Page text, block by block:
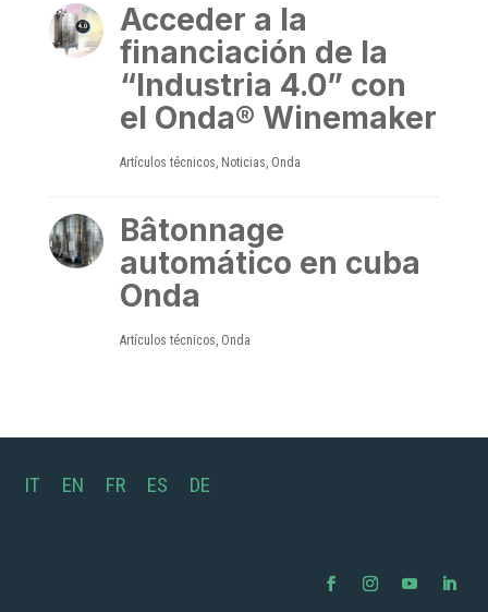
Acceder a la
financiación de la
“Industria 4.0” con
el Onda® Winemaker
Artículos técnicos, Noticias, Onda
Bâtonnage
automático en cuba
Onda
Artículos técnicos, Onda
IT EN FR ES DE